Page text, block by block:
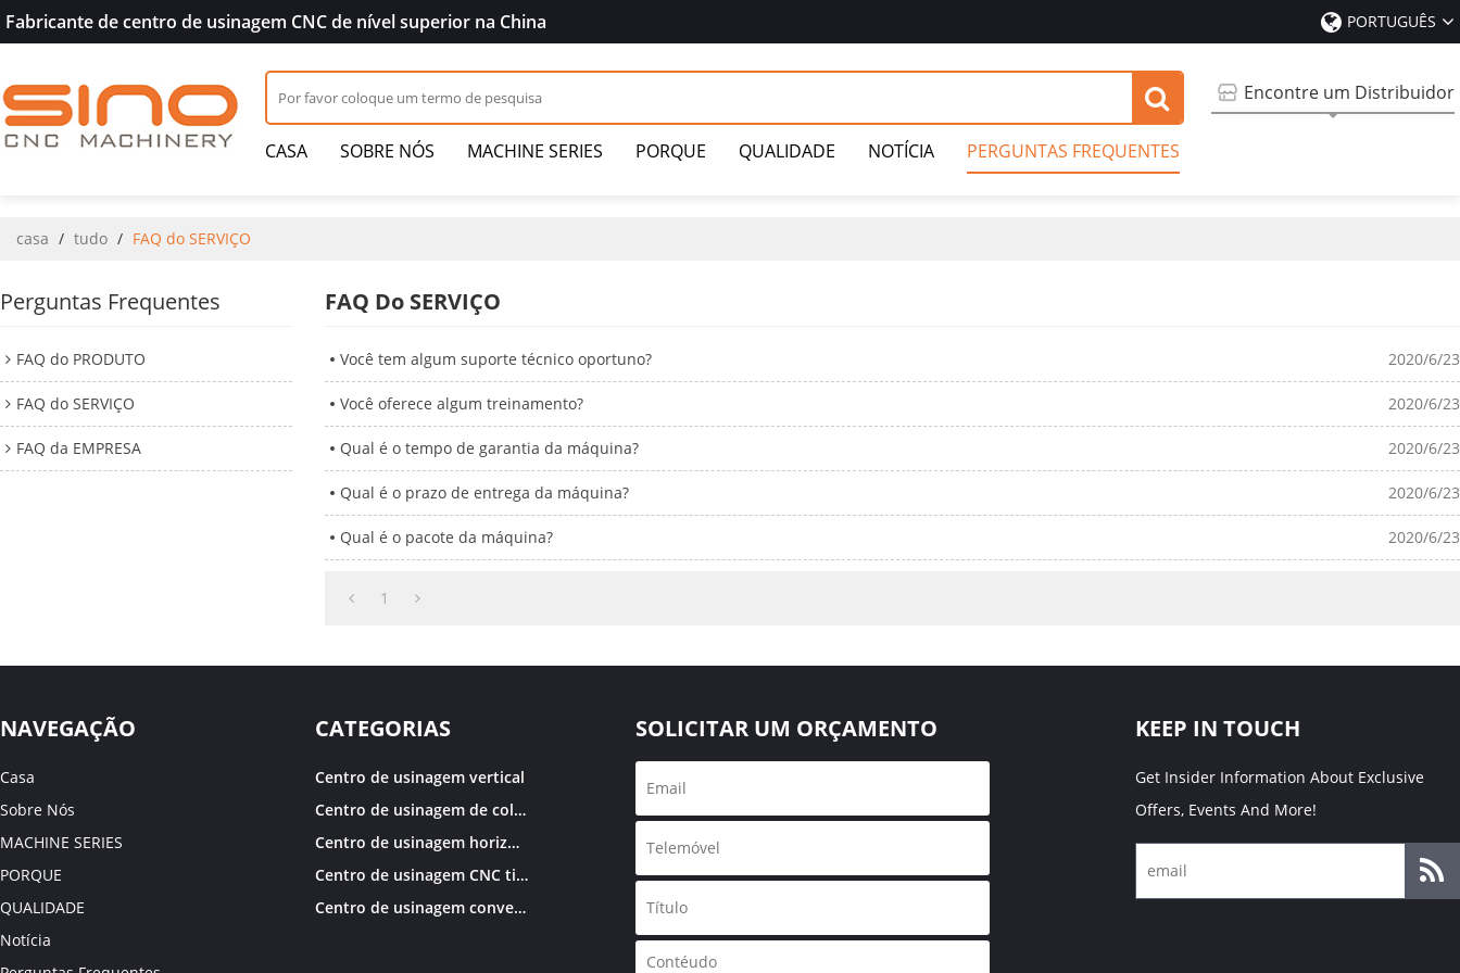
Fabricante de centro de usinagem CNC de nível superior na China PORTUGUÊS
CASA SOBRE NÓS MACHINE SERIES PORQUE QUALIDADE NOTÍCIA
PERGUNTAS FREQUENTES
Encontre um Distribuidor
casa / tudo / FAQ do SERVIÇO
Perguntas Frequentes
FAQ do PRODUTO
FAQ do SERVIÇO
FAQ da EMPRESA
FAQ Do SERVIÇO
Você tem algum suporte técnico oportuno? 2020/6/23
Você oferece algum treinamento? 2020/6/23
Qual é o tempo de garantia da máquina? 2020/6/23
Qual é o prazo de entrega da máquina? 2020/6/23
Qual é o pacote da máquina? 2020/6/23
1
NAVEGAÇÃO
Casa
Sobre Nós
MACHINE SERIES
PORQUE
QUALIDADE
Notícia
CATEGORIAS
Centro de usinagem vertical
Centro de usinagem de coluna dupla
Centro de usinagem horizontal
Centro de usinagem CNC tipo joelho
Centro de usinagem convencional tipo joelho
SOLICITAR UM ORÇAMENTO KEEP IN TOUCH
Get Insider Information About Exclusive
Offers, Events And More!